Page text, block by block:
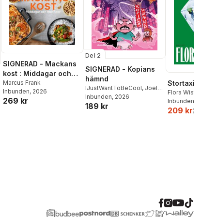
SIGNERAD - Mackans
kost : Middagar och
matlådor
Marcus Frank
Inbunden, 2026
269 kr
Del 2
SIGNERAD - Kopians
hämnd
IJustWantToBeCool, Joel
Adolphson,Emil Ejdemo
Beer ,Victor Beer
Inbunden, 2026
189 kr
Stortaxi
Flora Wiström
Inbunden
209 kr259 kr